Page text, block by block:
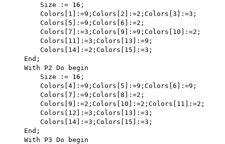
        Size := 16;
        Colors[1]:=9;Colors[2]:=2;Colors[3]:=3;
        Colors[5]:=9;Colors[6]:=2;
        Colors[7]:=3;Colors[9]:=9;Colors[10]:=2;
        Colors[11]:=3;Colors[13]:=9;
        Colors[14]:=2;Colors[15]:=3;
    End;
    With P2 Do begin
        Size := 16;
        Colors[4]:=9;Colors[5]:=9;Colors[6]:=9;
        Colors[7]:=9;Colors[8]:=2;
        Colors[9]:=2;Colors[10]:=2;Colors[11]:=2;
        Colors[12]:=3;Colors[13]:=3;
        Colors[14]:=3;Colors[15]:=3;
    End;
    With P3 Do begin